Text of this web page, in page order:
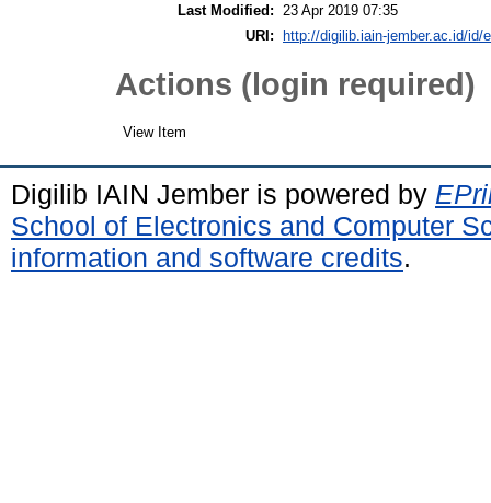
Last Modified:
23 Apr 2019 07:35
URI:
http://digilib.iain-jember.ac.id/id/
Actions (login required)
View Item
Digilib IAIN Jember is powered by
School of Electronics and Computer
information and software credits.